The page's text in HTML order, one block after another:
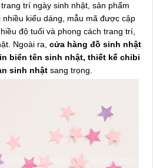
trí ngày sinh nhật, sản phẩm
kiểu dáng, mẫu mã được cập
độ tuổi và phong cách trang trí,
Ngoài ra, cửa hàng đồ sinh nhật
in biển tên sinh nhật, thiết kế chibi
sinh nhật sang trọng.